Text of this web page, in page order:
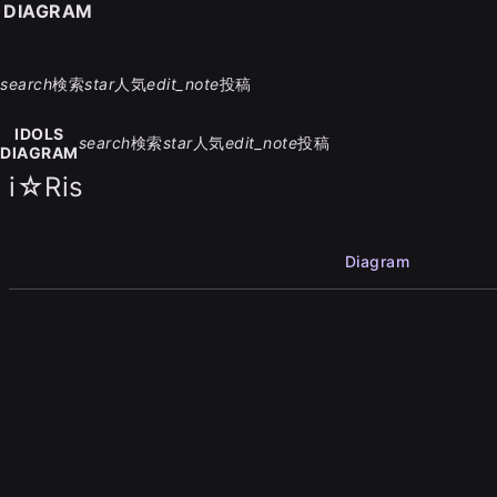
search検索star人気edit_note投稿
IDOLS
DIAGRAM
search検索star人気edit_note投稿
i☆Ris
Diagram